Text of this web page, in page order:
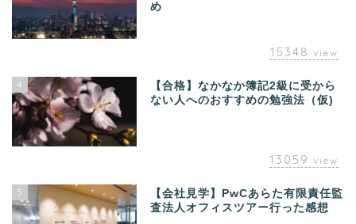
め
15348 view
4
【合格】なかなか簿記2級に受から
ない人へのおすすめの勉強法（仮)
13059 view
5
【会社見学】PwCあらた有限責任監
査法人オフィスツアー行った感想